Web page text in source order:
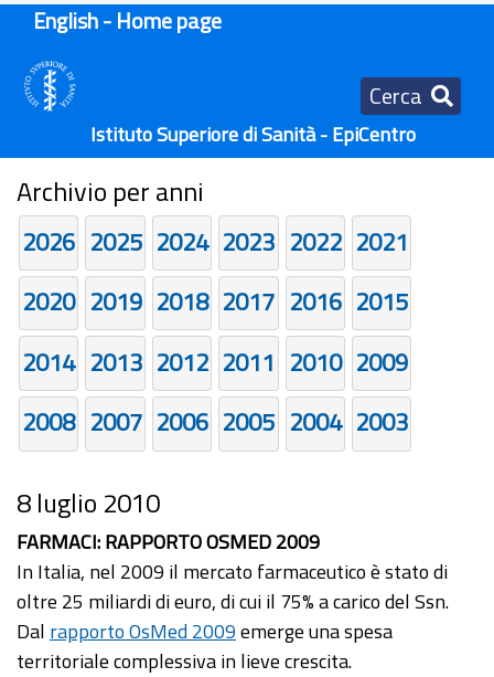
English - Home page
Cerca
Istituto Superiore di Sanità - EpiCentro
Archivio per anni
2026 2025 2024 2023 2022 2021
2020 2019 2018 2017 2016 2015
2014 2013 2012 2011 2010 2009
2008 2007 2006 2005 2004 2003
8 luglio 2010
FARMACI: RAPPORTO OSMED 2009
In Italia, nel 2009 il mercato farmaceutico è stato di
oltre 25 miliardi di euro, di cui il 75% a carico del Ssn.
Dal rapporto OsMed 2009emerge una spesa
territoriale complessiva in lieve crescita.